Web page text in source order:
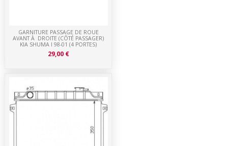
GARNITURE PASSAGE DE ROUE
AVANT À DROITE (CÔTÉ PASSAGER)
KIA SHUMA I 98-01 (4 PORTES)
29,00 €